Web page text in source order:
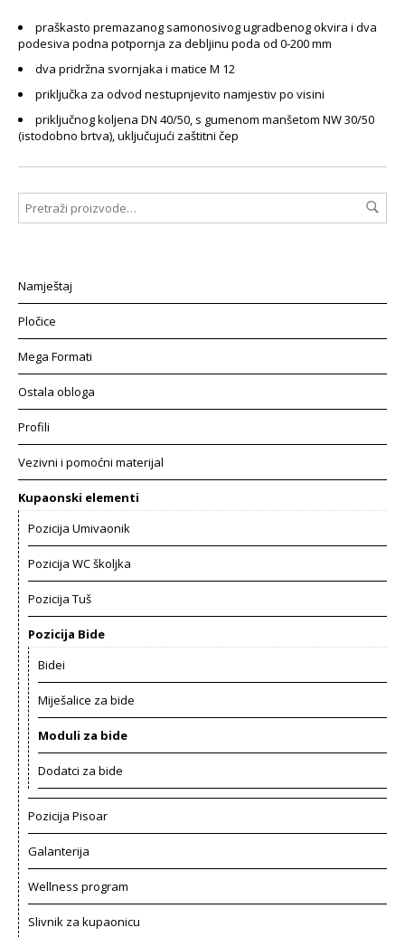
praškasto premazanog samonosivog ugradbenog okvira i dva
podesiva podna potpornja za debljinu poda od 0-200 mm
dva pridržna svornjaka i matice M 12
priključka za odvod nestupnjevito namjestiv po visini
priključnog koljena DN 40/50, s gumenom manšetom NW 30/50
(istodobno brtva), uključujući zaštitni čep
Namještaj
Pločice
Mega Formati
Ostala obloga
Profili
Vezivni i pomoćni materijal
Kupaonski elementi
Pozicija Umivaonik
Pozicija WC školjka
Pozicija Tuš
Pozicija Bide
Bidei
Miješalice za bide
Moduli za bide
Dodatci za bide
Pozicija Pisoar
Galanterija
Wellness program
Slivnik za kupaonicu